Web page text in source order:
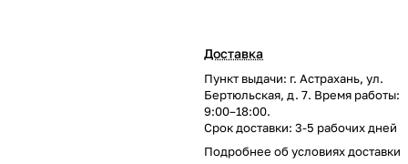
Доставка
Пункт выдачи: г. Астрахань, ул.
Бертюльская, д. 7. Время работы:
9:00–18:00.
Срок доставки: 3-5 рабочих дней
Подробнее обусловиях доставки